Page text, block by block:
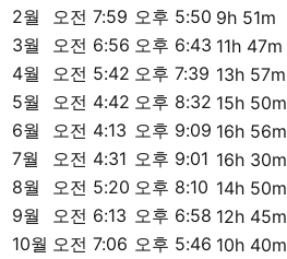
2월 오전 7:59 오후 5:50 9h 51m
3월
오전 6:56 오후 6:43 11h 47m
4월
오전 5:42 오후 7:39 13h 57m
5월
오전 4:42 오후 8:32 15h 50m
6월
오전 4:13 오후 9:09 16h 56m
7월
오전 4:31 오후 9:01 16h 30m
8월
오전 5:20 오후 8:10 14h 50m
9월
오전 6:13 오후 6:58 12h 45m
10월 오전 7:06 오후 5:46 10h 40m